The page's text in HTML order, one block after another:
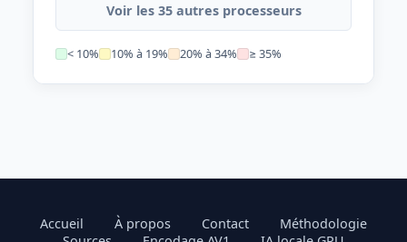
Voir les 35 autres processeurs
< 10% 10% à 19% 20% à 34% ≥ 35%
Accueil À propos Contact
Méthodologie